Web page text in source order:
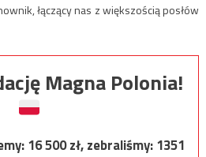
łączący nas z większością posłów
Magna Polonia!
16 500zł, zebraliśmy:1351